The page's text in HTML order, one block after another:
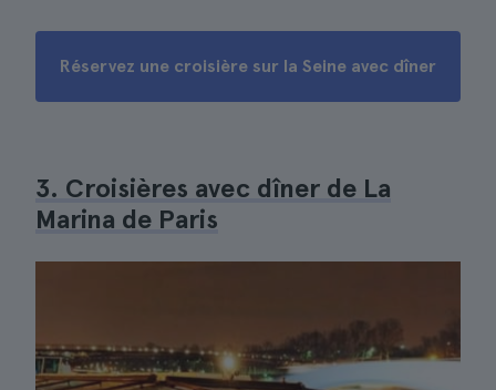
Réservez une croisière sur la Seine avec dîner
3. Croisières avec dîner de La
Marina de Paris